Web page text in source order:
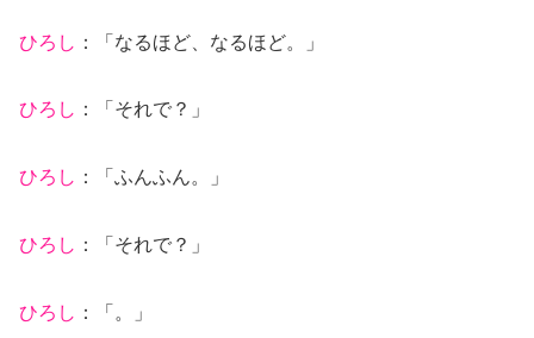
ひろし ：「なるほど、なるほど。」
ひろし ：「それで？」
ひろし ：「ふんふん。」
ひろし ：「それで？」
ひろし ：「。」